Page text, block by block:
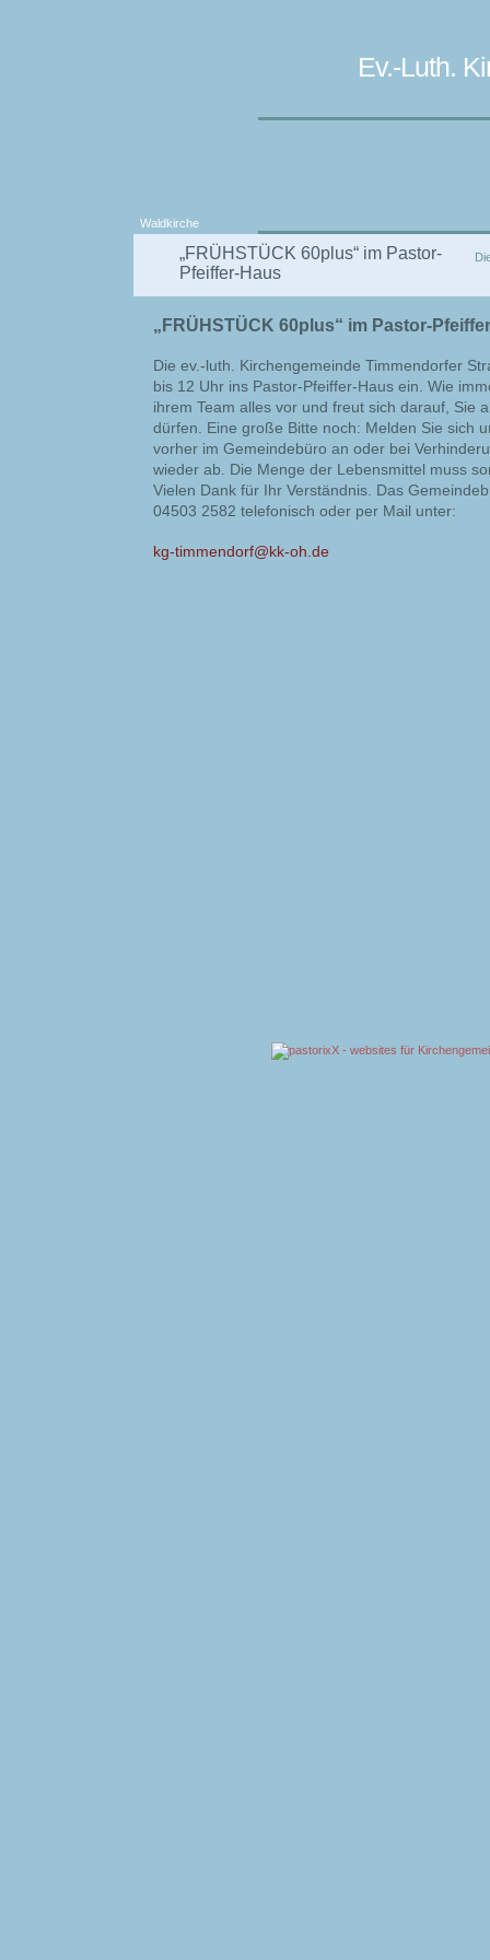
Ev.-Luth.
Waldkirche
„FRÜHSTÜCK 60plus“ im Pastor-
Pfeiffer-Haus
„FRÜHSTÜCK 60plus“ im Pastor-
Die ev.-luth. Kirchengemeinde Timmendorfer
bis 12 Uhr ins Pastor-Pfeiffer-Haus ein. Wie
ihrem Team alles vor und freut sich darauf, Sie
dürfen. Eine große Bitte noch: Melden Sie sich
vorher im Gemeindebüro an oder bei
wieder ab. Die Menge der Lebensmittel muss
Vielen Dank für Ihr Verständnis. Das
04503 2582 telefonisch oder per Mail unter:
kg-timmendorf@kk-oh.de